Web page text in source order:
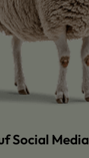
Social Media